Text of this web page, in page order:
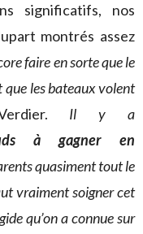
significatifs, nos
montrés assez
faire en sorte que le
que les bateaux volent
Il y a
à gagner en
quasiment tout le
vraiment soigner cet
qu’on a connue sur